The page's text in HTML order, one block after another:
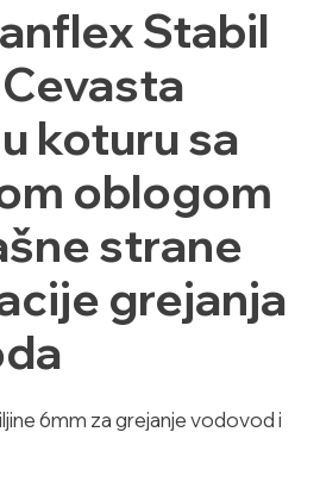
Stabil
koturu sa
oblogom
strane
grejanja
6mm za grejanje vodovod i